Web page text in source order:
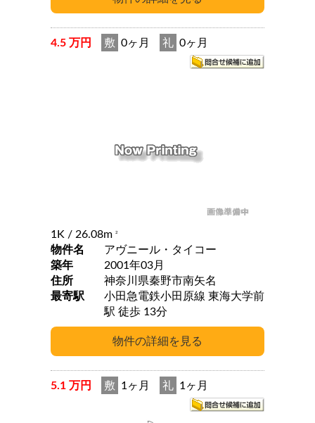
4.5 万円 敷 0ヶ月 礼 0ヶ月
1K / 26.08m 2
物件名
アヴニール・タイコー
築年
2001年03月
住所
神奈川県秦野市南矢名
最寄駅
小田急電鉄小田原線 東海大学前
駅 徒歩 13分
5.1 万円 敷 1ヶ月 礼 1ヶ月